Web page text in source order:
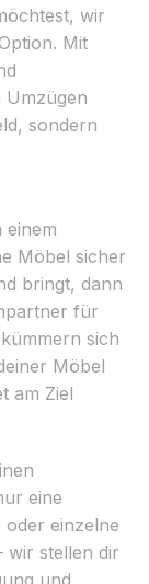
wir
Mit
Umzügen
sondern
einem
Möbel sicher
bringt, dann
für
sich
Möbel
am Ziel
eine
einzelne
wir stellen dir
und